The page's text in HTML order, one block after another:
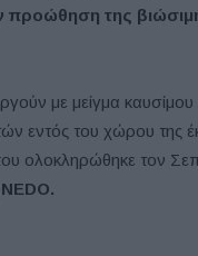
της
με μείγμα
εντός του χώρου της
ολοκληρώθηκε τον